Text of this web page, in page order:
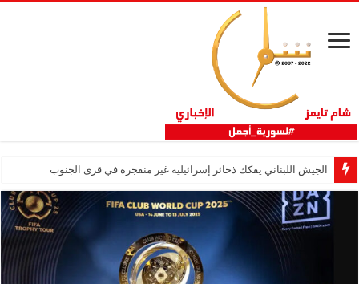
الجيش اللبناني يفكك ذخائر إسرائيلية غير منفجرة في قرى الجنوب